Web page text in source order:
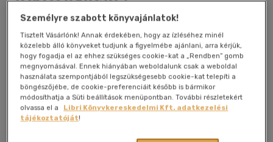
Különlenyomat )
Dr. Pfann József
Antikvár könyv (5db)
Személyre szabott könyvajánlatok!
Tisztelt Vásárlónk! Annak érdekében, hogy az ízléséhez minél
közelebb álló könyveket tudjunk a figyelmébe ajánlani, arra kérjük,
hogy fogadja el az ehhez szükséges cookie-kat a „Rendben” gomb
megnyomásával. Ennek hiányában weboldalunk csak a weboldal
használata szempontjából legszükségesebb cookie-kat telepíti a
böngészőjébe, de cookie-preferenciáit később is bármikor
módosíthatja a Süti beállítások menüpontban. További részletekért
olvassa el a
Libri Könyvkereskedelmi Kft. adatkezelési
tájékoztatóját!